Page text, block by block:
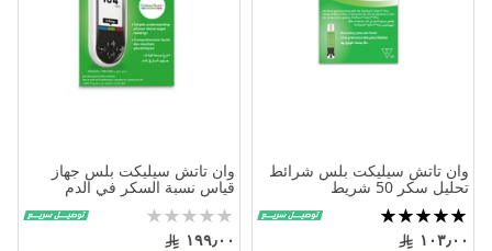
وان تاتش سيليكت بلس شرائط
تحليل سكر 50 شريط
تقييم:
100%
١٠٣٫٠٠
وان تاتش سيليكت بلس جهاز
قياس نسبة السكر في الدم
Rating:
١٩٩٫٠٠